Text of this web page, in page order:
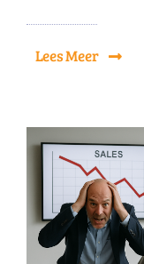
Lees Meer